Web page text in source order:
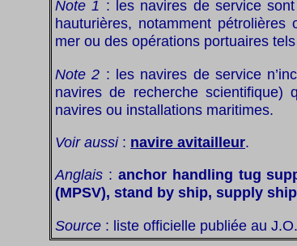
Note 1 : les navires de service
hauturières, notamment
mer ou des opérations portuaires
Note 2 : les navires de service
navires de recherche scientifique)
navires ou installations maritimes.
Voir aussi: navire avitailleur.
Anglais : anchor handling tug
(MPSV), stand by ship, supply ship
Source : liste officielle publiée au